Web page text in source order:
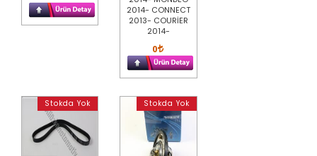
2014- CONNECT
2013- COURİER
2014-
0
Stokda Yok Stokda Yok